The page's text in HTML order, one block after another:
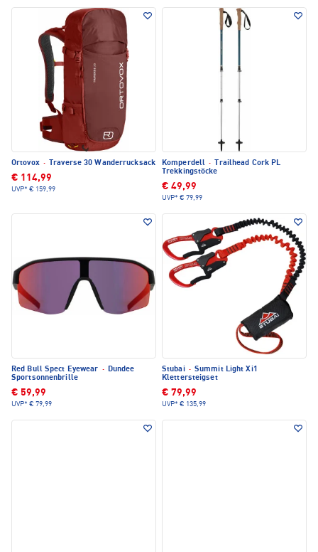
Ortovox · Traverse 30 Wanderrucksack
€ 114,99
UVP* € 159,99
Komperdell ·
Trailhead Cork PL
Trekkingstöcke
€ 49,99
UVP* € 79,99
Red Bull Spect Eyewear · Dundee
Sportsonnenbrille
€ 59,99
UVP* € 79,99
Stubai · Summit Light Xi1
Klettersteigset
€ 79,99
UVP* € 135,99